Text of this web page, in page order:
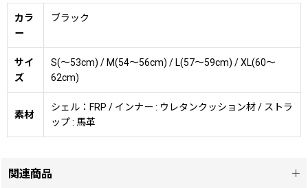
カラ
ー
ブラック
サイ
ズ
S(〜53cm) / M(54〜56cm) / L(57〜59cm) / XL(60〜
62cm)
素材
シェル：FRP / インナー : ウレタンクッション材 / ストラ
ップ : 馬革
関連商品